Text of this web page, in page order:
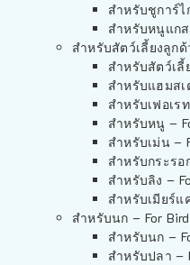
สำหรับชูการ์ไ
สำหรับหนูแก
สำหรับสัตว์เลี้ยงลูก
สำหรับสัตว์เลี้
สำหรับแฮมสเ
สำหรับเฟอเร
สำหรับหนู –
สำหรับเม่น –
สำหรับกระรอ
สำหรับลิง –
สำหรับเมียร์แ
สำหรับนก – For
สำหรับนก –
สำหรับปลา –